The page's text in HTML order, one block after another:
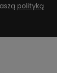
polityką